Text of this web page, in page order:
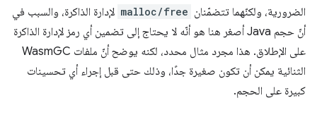
الضرورية، ولكنّهما تتضمّنان malloc/free لإدارة الذاكرة، والسبب في
أنّ حجم Java أصغر هنا هو أنّه لا يحتاج إلى تضمين أي رمز لإدارة الذاكرة
على الإطلاق. هذا مجرد مثال محدد، لكنه يوضح أنّ ملفات WasmGC
الثنائية يمكن أن تكون صغيرة جدًا، وذلك حتى قبل إجراء أي تحسينات
كبيرة على الحجم.